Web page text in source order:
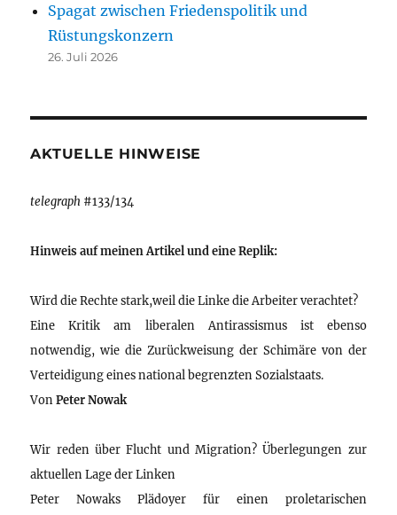
Spagat zwischen Friedenspolitik und
Rüstungskonzern
26. Juli 2026
AKTUELLE HINWEISE
telegraph #133/134
Hinweis auf meinen Artikel und eine Replik:
Wird die Rechte stark,weil die Linke die Arbeiter verachtet?
Eine Kritik am liberalen Antirassismus ist ebenso
notwendig, wie die Zurückweisung der Schimäre von der
Verteidigung eines national begrenzten Sozialstaats.
VonPeter Nowak
Wir reden über Flucht und Migration? Überlegungen zur
aktuellen Lage der Linken
Peter Nowaks Plädoyer für einen proletarischen